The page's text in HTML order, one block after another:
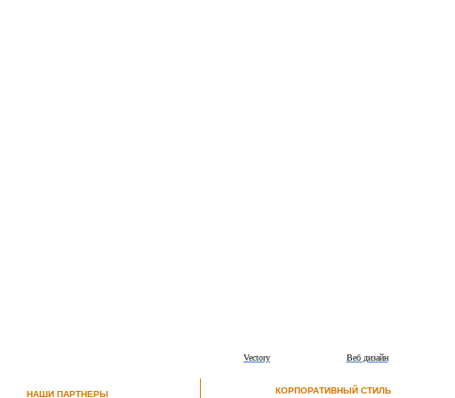
Веб дизайн
Vectory
НАШИ ПАРТНЕРЫ КОРПОРАТИВНЫЙ СТИЛЬ